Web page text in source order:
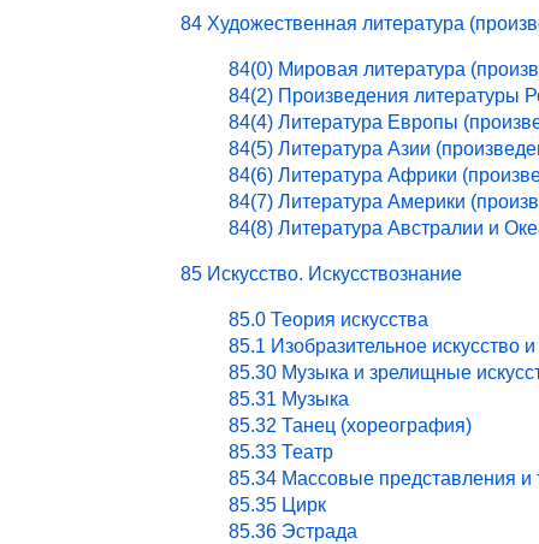
84 Художественная литература
84(0) Мировая литература
84(2) Произведения литературы
84(4) Литература Европы
84(5) Литература Азии
84(6) Литература Африки
84(7) Литература Америки
84(8) Литература Австралии и
85 Искусство. Искусствознание
85.0 Теория искусства
85.1 Изобразительное искусство и
85.30 Музыка и зрелищные
85.31 Музыка
85.32 Танец (хореография)
85.33 Театр
85.34 Массовые представления и
85.35 Цирк
85.36 Эстрада